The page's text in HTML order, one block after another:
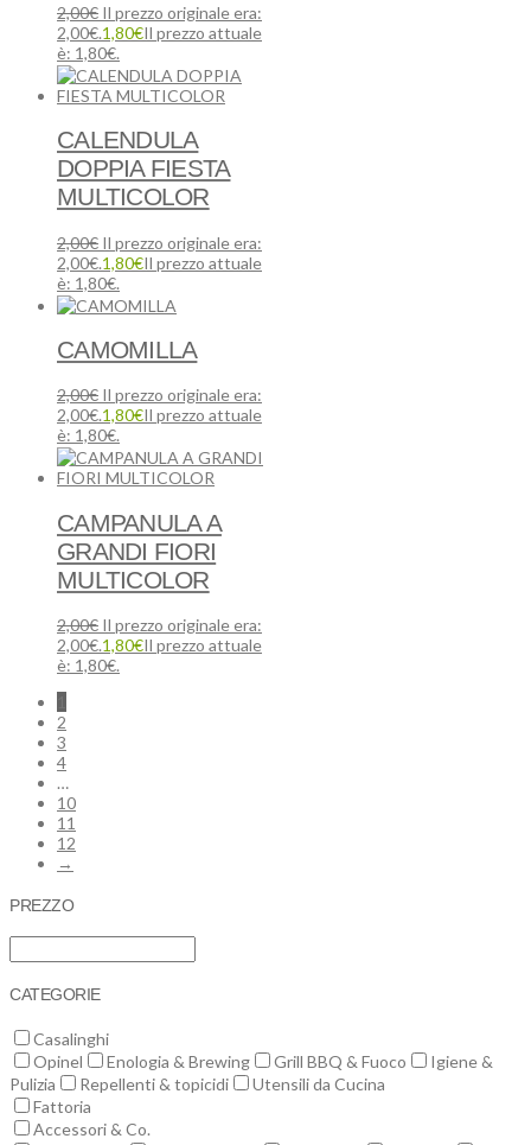
2,00€ Il prezzo originale era:
2,00€.1,80€Il prezzo attuale
è: 1,80€.
CALENDULA
DOPPIA FIESTA
MULTICOLOR
2,00€ Il prezzo originale era:
2,00€.1,80€Il prezzo attuale
è: 1,80€.
CAMOMILLA
2,00€ Il prezzo originale era:
2,00€.1,80€Il prezzo attuale
è: 1,80€.
CAMPANULA A
GRANDI FIORI
MULTICOLOR
2,00€ Il prezzo originale era:
2,00€.1,80€Il prezzo attuale
è: 1,80€.
2
3
4
…
10
11
12
→
PREZZO
CATEGORIE
Casalinghi
Opinel
Enologia & Brewing Grill BBQ & Fuoco
Igiene &
Pulizia
Repellenti & topicidi
Utensili da Cucina
Fattoria
Accessori & Co.